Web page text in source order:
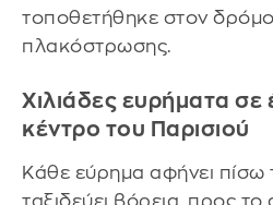
τοποθετήθηκε στον
πλακόστρωσης.
Χιλιάδες ευρήματα σε
κέντρο του Παρισιού
Κάθε εύρημα αφήνει πίσω
ταξιδεύει βόρεια, προς το